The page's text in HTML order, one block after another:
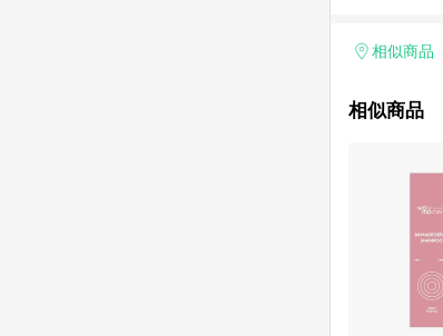
相似商品
相似商品